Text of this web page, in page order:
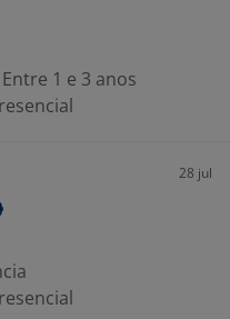
Entre 1 e 3 anos
28 jul